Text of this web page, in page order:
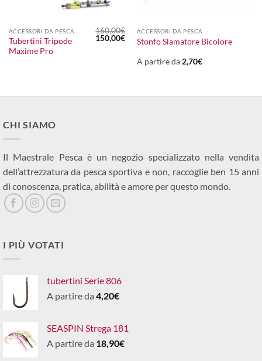
ACCESSORI DA PESCA
Tubertini Tripode
Maxime Pro
160,00€
Il
prezzo
150,00€Il
prezzo
150,00€.
ACCESSORI DA PESCA
Stonfo Slamatore Bicolore
A partire da2,70€
CHI SIAMO
Il Maestrale Pesca è un negozio specializzato nella vendita
dell’attrezzatura da pesca sportiva e non, raccoglie ben 15 anni
di conoscenza, pratica, abilità e amore per questo mondo.
I PIÙ VOTATI
tubertini Serie 806
A partire da 4,20€
SEASPIN Strega 181
A partire da 18,90€